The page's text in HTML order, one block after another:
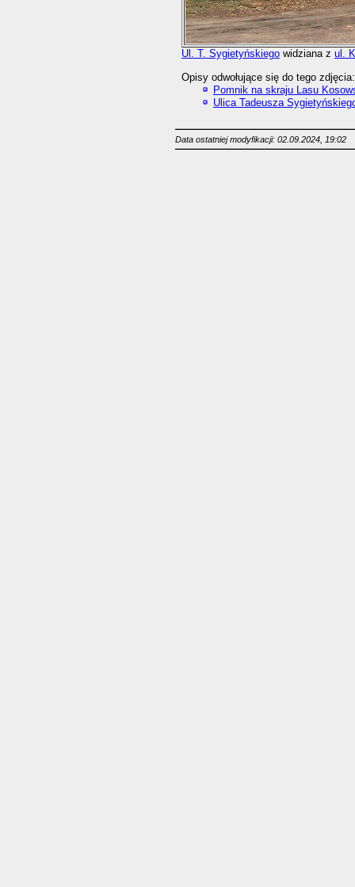
Ul. T. Sygietyńskiegowidziana z ul.
Opisy odwołujące się do tego zdjęcia:
Pomnik na skraju Lasu
Ulica Tadeusza
Data ostatniej modyfikacji: 02.09.2024, 19:02